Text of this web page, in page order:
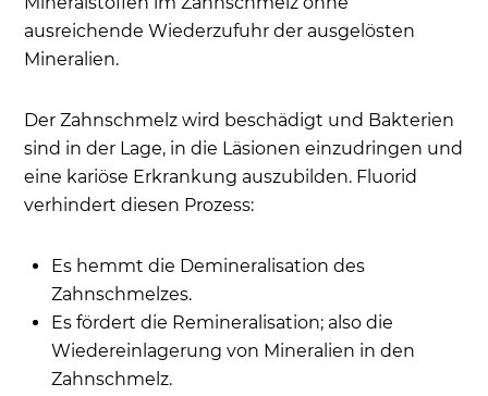
ausreichende Wiederzufuhr der ausgelösten
Mineralien.
Der Zahnschmelz wird beschädigt und Bakterien
sind in der Lage, in die Läsionen einzudringen und
eine kariöse Erkrankung auszubilden. Fluorid
verhindert diesen Prozess:
Es hemmt die Demineralisation des
Zahnschmelzes.
Es fördert die Remineralisation; also die
Wiedereinlagerung von Mineralien in den
Zahnschmelz.